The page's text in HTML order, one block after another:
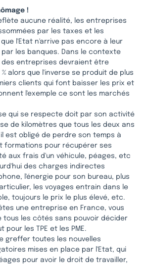
!
aucune réalité, les entreprises
par les taxes et les
l'Etat n'arrive pas encore à leur
les banques. Dans le contexte
des entreprises devraient être
alors que l'inverse se produit de plus
clients qui font baisser les prix et
l'exemple ce sont les marchés
qui se respecte doit par son activité
de kilomètres que tous les deux ans
est obligé de perdre son temps à
formations pour récupérer ses
aux frais d'un véhicule, péages, etc
des charges indirectes
l'énergie pour son bureau, plus
les voyages entrain dans le
toujours le prix le plus élevé, etc.
une entreprise en France, vous
tous les côtés sans pouvoir décider
les TPE et les PME.
greffer toutes les nouvelles
mises en place par l'Etat, qui
pour avoir le droit de travailler,